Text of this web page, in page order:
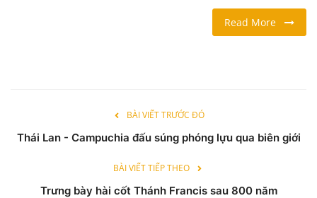
English Vietnamese
Read More
BÀI VIẾT TRƯỚC ĐÓ
Thái Lan - Campuchia đấu súng phóng lựu qua biên giới
BÀI VIẾT TIẾP THEO
Trưng bày hài cốt Thánh Francis sau 800 năm